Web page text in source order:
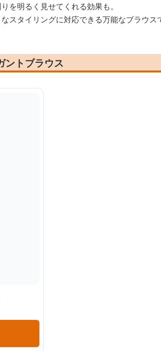
を明るく見せてくれる効果も。
スタイリングに対応できる万能なブラウス
ントブラウス